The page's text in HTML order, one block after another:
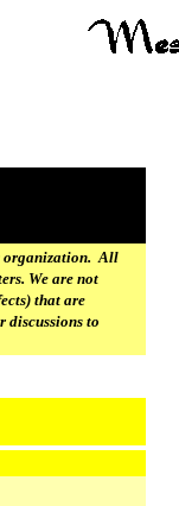
organization. All
We are not
that are
discussions to